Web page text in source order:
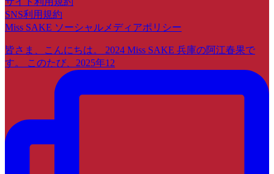
SNS利用規約
Miss SAKE ソーシャルメディアポリシー
皆さま、こんにちは。 2024 Miss SAKE 兵庫の阿江春果で
す。 このたび、2025年12